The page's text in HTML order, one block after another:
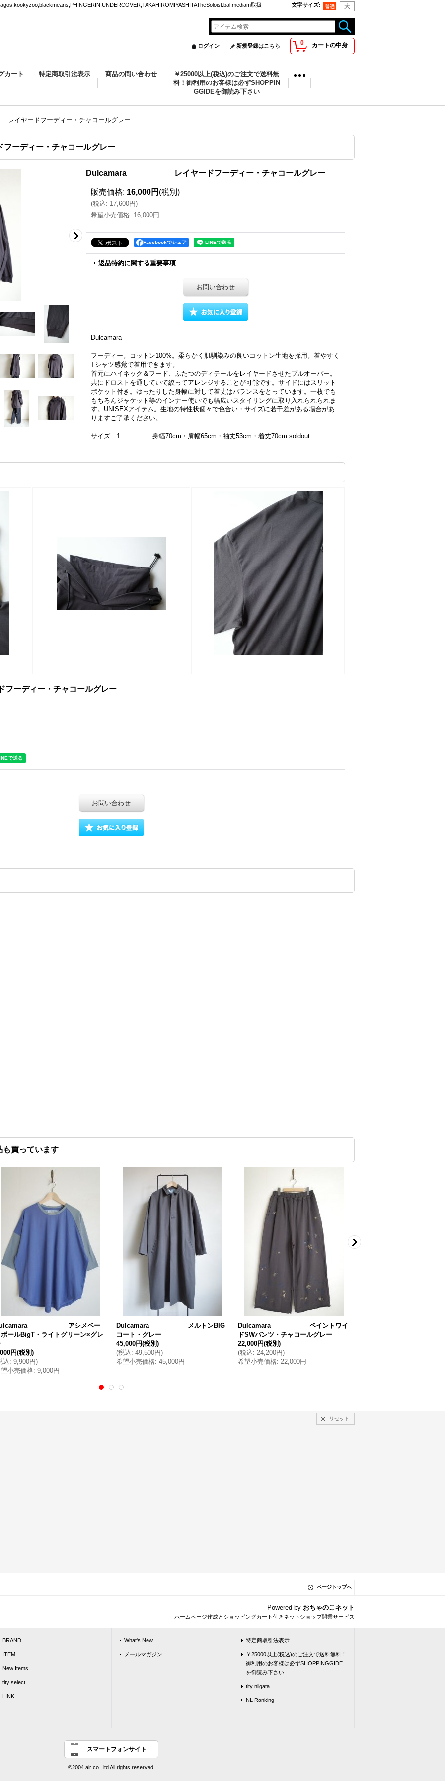
取扱 文字サイズ:
0 カートの中身
ログイン 新規登録はこちら
カート 特定商取引法表示 商品の問い合わせ
￥25000以上(税込)のご注文で送料無
料！御利用のお客様は必ずSHOPPIN
GGIDEを御読み下さい
ードフーディー・チャコールグレー
ィー・チャコールグレー
Dulcamara レイヤードフーディー・チャコールグレー
販売価格: 16,000円 (税別)
(税込: 17,600円)
希望小売価格: 16,000円
Facebookでシェア
返品特約に関する重要事項
お問い合わせ
Dulcamara
フーディー。コットン100%。柔らかく肌馴染みの良いコットン生地を採用。着やすく
Tシャツ感覚で着用できます。
首元にハイネック＆フード、ふたつのディテールをレイヤードさせたプルオーバー。
共にドロストを通していて絞ってアレンジすることが可能です。サイドにはスリット
ポケット付き。ゆったりした身幅に対して着丈はバランスをとっています。一枚でも
もちろんジャケット等のインナー使いでも幅広いスタイリングに取り入れられられま
す。UNISEXアイテム。生地の特性状個々で色合い・サイズに若干差がある場合があ
りますご了承ください。
サイズ 1 身幅70cm・肩幅65cm・袖丈53cm・着丈70cm soldout
ィー・チャコールグレー
お問い合わせ
も買っています
アシメベー
ールBigT・ライトグリーン×グレ
円(税別)
込: 9,900円)
小売価格: 9,000円
Dulcamara メルトンBIG
コート・グレー
45,000円(税別)
(税込: 49,500円)
希望小売価格: 45,000円
Dulcamara ペイントワイ
ドSWパンツ・チャコールグレー
22,000円(税別)
(税込: 24,200円)
希望小売価格: 22,000円
リセット
ページトップへ
Powered by おちゃのこネット
ホームページ作成とショッピングカート付きネットショップ開業サービス
BRAND
ITEM
New Items
tity select
LINK
What's New
メールマガジン
特定商取引法表示
￥25000以上(税込)のご注文で送料無料！
御利用のお客様は必ずSHOPPINGGIDE
を御読み下さい
tity niigata
NL Ranking
スマートフォンサイト
©2004 air co., ltd All rights reserved.